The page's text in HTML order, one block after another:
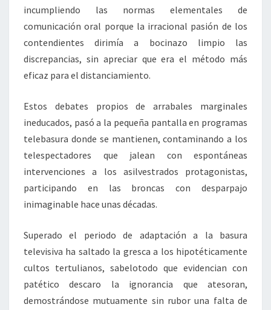
incumpliendo las normas elementales de
comunicación oral porque la irracional pasión de los
contendientes dirimía a bocinazo limpio las
discrepancias, sin apreciar que era el método más
eficaz para el distanciamiento.
Estos debates propios de arrabales marginales
ineducados, pasó a la pequeña pantalla en programas
telebasura donde se mantienen, contaminando a los
telespectadores que jalean con espontáneas
intervenciones a los asilvestrados protagonistas,
participando en las broncas con desparpajo
inimaginable hace unas décadas.
Superado el periodo de adaptación a la basura
televisiva ha saltado la gresca a los hipotéticamente
cultos tertulianos, sabelotodo que evidencian con
patético descaro la ignorancia que atesoran,
demostrándose mutuamente sin rubor una falta de